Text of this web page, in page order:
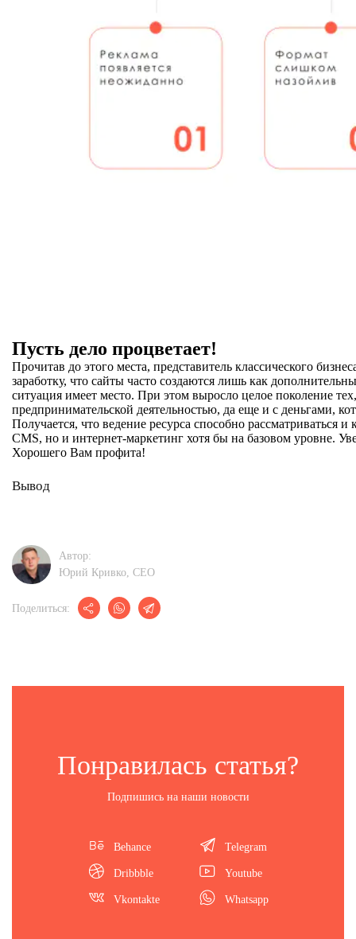
Пусть дело процветает!
Прочитав до этого места, представитель классического
заработку, что сайты часто создаются лишь как
ситуация имеет место. При этом выросло целое поколение
предпринимательской деятельностью, да еще и с деньгами,
Получается, что ведение ресурса способно рассматриваться
CMS, но и интернет-маркетинг хотя бы на базовом уровне.
Хорошего Вам профита!
Вывод
Автор:
Юрий Кривко, CEО
Поделиться:
Понравилась статья?
Подпишись на наши новости
Behance
Dribbble
Vkontakte
Telegram
Youtube
Whatsapp